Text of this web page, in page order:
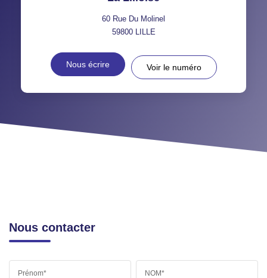
60 Rue Du Molinel
59800 LILLE
Nous écrire Voir le numéro
Nous contacter
Prénom* NOM*